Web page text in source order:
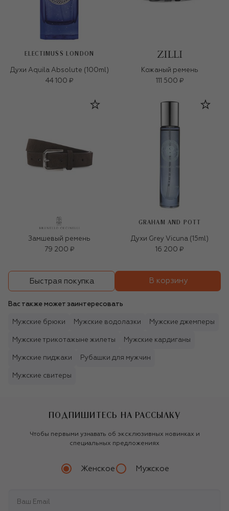
ELECTIMUSS LONDON
Духи Aquila Absolute (100ml)
44 100 ₽
Кожаный ремень
111 500 ₽
Замшевый ремень
79 200 ₽
GRAHAM AND POTT
Духи Grey Vicuna (15ml)
16 200 ₽
Быстрая покупка В корзину
Вас также может заинтересовать
Мужские брюки Мужские водолазки Мужские джемперы
Мужские трикотажыне жилеты Мужские кардиганы
Мужские пиджаки Рубашки для мужчин
Мужские свитеры
ПОДПИШИТЕСЬ НА РАССЫЛКУ
Чтобы первыми узнавать об эксклюзивных новинках и
специальных предложениях
Женское Мужское